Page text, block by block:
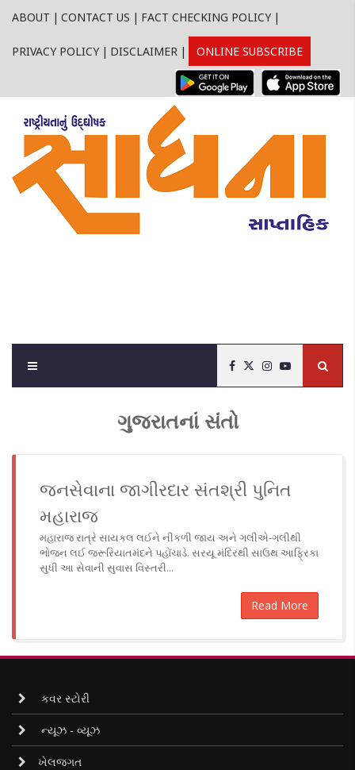
ABOUT | CONTACT US | FACT CHECKING POLICY |
PRIVACY POLICY | DISCLAIMER | ONLINE SUBSCRIBE
ગુજરાતનાં સંતો
જનસેવાના જાગીરદાર સંતશ્રી પુનિત
મહારાજ
મહારાજ રાત્રે સાયકલ લઈને નીકળી જાય અને ગલીએ-ગલીથી
ભોજન લઈ જરૂરિયાતમંદને પહોંચાડે. સરયૂ મંદિરથી સાઉથ આફ્રિકા
સુધી આ સેવાની સુવાસ વિસ્તરી...
Read More
કવર સ્ટોરી
ન્યૂઝ - વ્યૂઝ
ખેલજગત